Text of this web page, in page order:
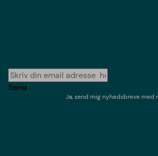
Send
Ja, send mig nyhedsbreve med